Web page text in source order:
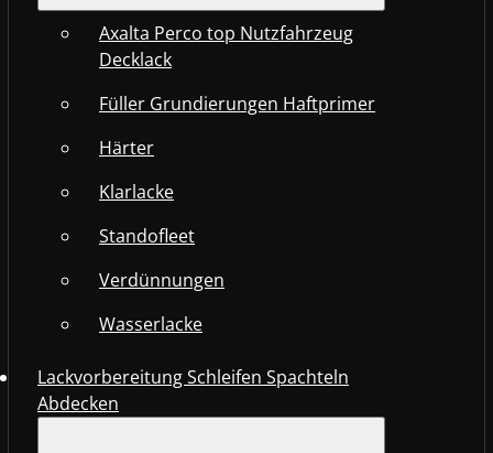
Axalta Perco top Nutzfahrzeug
Decklack
Füller Grundierungen Haftprimer
Härter
Klarlacke
Standofleet
Verdünnungen
Wasserlacke
Lackvorbereitung Schleifen Spachteln
Abdecken